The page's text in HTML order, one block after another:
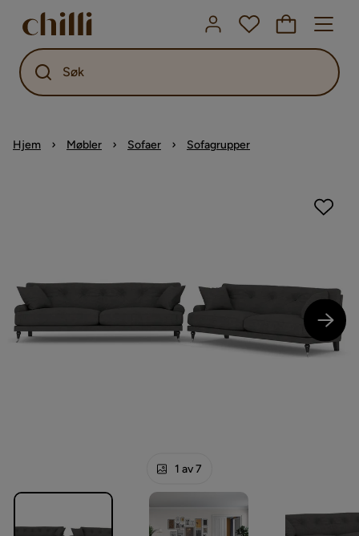
Søk
Hjem Møbler Sofaer Sofagrupper
1 av 7